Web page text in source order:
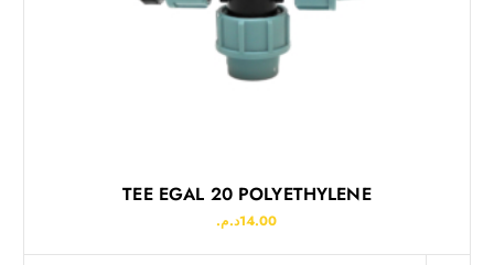
TEE EGAL 20 POLYETHYLENE
14.00د.م.